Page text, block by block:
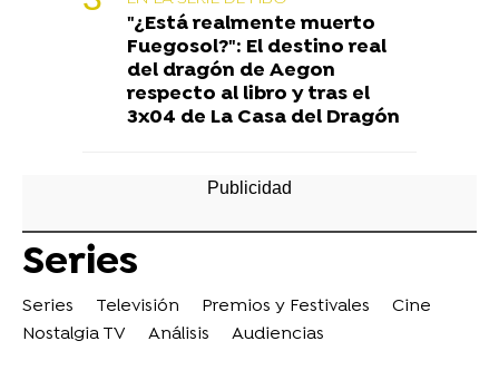
"¿Está realmente muerto
Fuegosol?": El destino real
del dragón de Aegon
respecto al libro y tras el
3x04 de La Casa del Dragón
Series
Series Televisión Premios y Festivales
Cine
Nostalgia TV
Análisis Audiencias